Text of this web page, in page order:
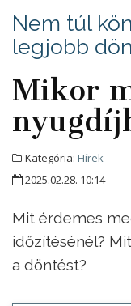
Nem túl
legjobb
Mikor
Kategória: Hírek
2025.02.28. 10:14
Mit érdemes
időzítésénél?
a döntést?